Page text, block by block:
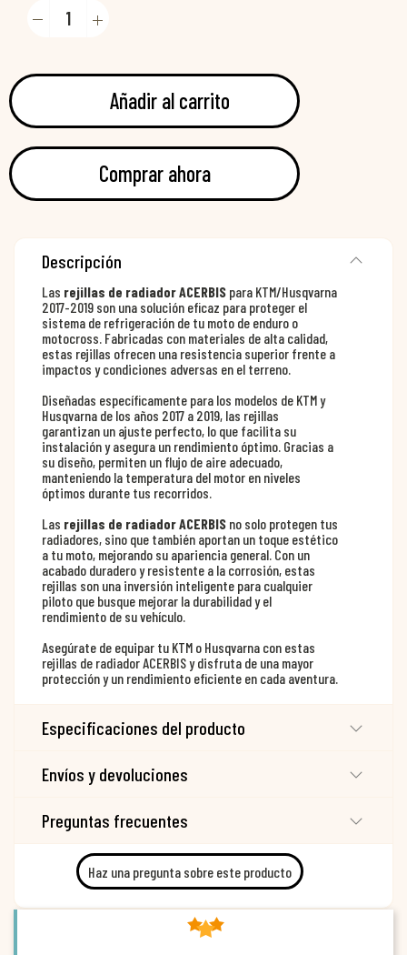
Añadir al carrito
Comprar ahora
Descripción
Las rejillas de radiador ACERBIS para KTM/Husqvarna
2017-2019 son una solución eficaz para proteger el
sistema de refrigeración de tu moto de enduro o
motocross. Fabricadas con materiales de alta calidad,
estas rejillas ofrecen una resistencia superior frente a
impactos y condiciones adversas en el terreno.
Diseñadas específicamente para los modelos de KTM y
Husqvarna de los años 2017 a 2019, las rejillas
garantizan un ajuste perfecto, lo que facilita su
instalación y asegura un rendimiento óptimo. Gracias a
su diseño, permiten un flujo de aire adecuado,
manteniendo la temperatura del motor en niveles
óptimos durante tus recorridos.
Las rejillas de radiador ACERBIS no solo protegen tus
radiadores, sino que también aportan un toque estético
a tu moto, mejorando su apariencia general. Con un
acabado duradero y resistente a la corrosión, estas
rejillas son una inversión inteligente para cualquier
piloto que busque mejorar la durabilidad y el
rendimiento de su vehículo.
Asegúrate de equipar tu KTM o Husqvarna con estas
rejillas de radiador ACERBIS y disfruta de una mayor
protección y un rendimiento eficiente en cada aventura.
Especificaciones del producto
Envíos y devoluciones
Preguntas frecuentes
Haz una pregunta sobre este producto